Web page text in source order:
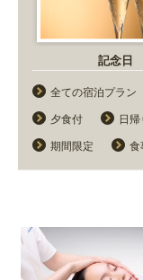
記念日
全ての宿泊プラン
夕食付 日
期間限定 食